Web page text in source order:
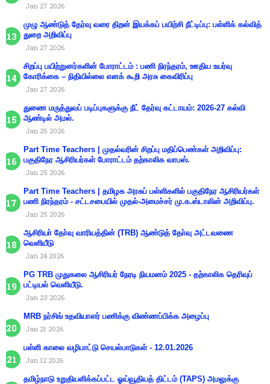
Jan 27 2026
முழு ஆண்டுத் தேர்வு வரை திறன் இயக்கப் பயிற்சி நீட்டிப்பு: பள்ளிக் கல்வித்
துறை அறிவிப்பு
Jan 27 2026
சிறப்பு பயிற்றுனர்களின் போராட்டம் : பணி நிரந்தரம், ஊதிய உயர்வு
கோரிக்கை – நிதியில்லை எனக் கூறி அரசு கைவிரிப்பு
Jan 27 2026
துணை மருத்துவப் படிப்புகளுக்கு நீட் தேர்வு கட்டாயம்: 2026-27 கல்வி
ஆண்டில் அமல்.
Jan 25 2026
Part Time Teachers | முதல்வரின் சிறப்பு மதிப்பெண்கள் அறிவிப்பு:
பகுதிநேர ஆசிரியர்கள் போராட்டம் தற்காலிக வாபஸ்.
Jan 25 2026
Part Time Teachers | தமிழக அரசுப் பள்ளிகளில் பகுதிநேர ஆசிரியர்கள்
பணி நிரந்தரம் - சட்டசபையில் முதல்-அமைச்சர் மு.க.ஸ்டாலின் அறிவிப்பு.
Jan 25 2026
ஆசிரியா் தோ்வு வாரியத்தின் (TRB) ஆண்டுத் தோ்வு அட்டவணை
வெளியீடு
Jan 24 2026
PG TRB முதுகலை ஆசிரியர் நேரடி நியமனம் 2025 - தற்காலிக தெரிவுப்
பட்டியல் வெளியீடு.
Jan 23 2026
MRB நர்சிங் உதவியாளர் பணிக்கு விண்ணப்பிக்க அழைப்பு
Jan 21 2026
பள்ளி காலை வழிபாட்டு செயல்பாடுகள் - 12.01.2026
Jan 12 2026
தமிழ்நாடு உறுதியளிக்கப்பட்ட ஓய்வூதியத் திட்டம் (TAPS) அமலுக்கு